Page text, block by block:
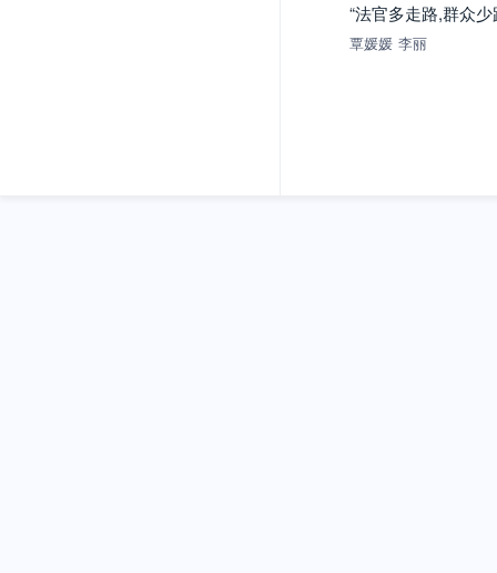
“法官多走路,群众
覃媛媛 李丽